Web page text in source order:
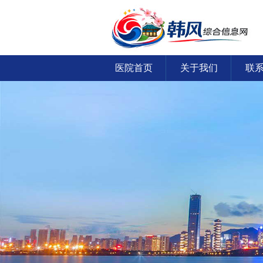
医院首页 关于我们 联